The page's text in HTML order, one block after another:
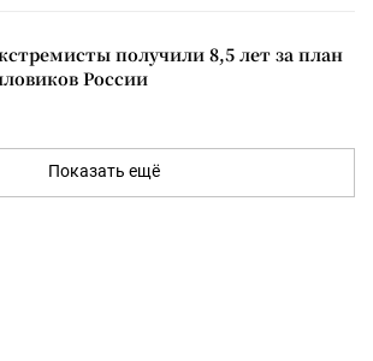
получили 8,5 лет за план
России
Показать ещё